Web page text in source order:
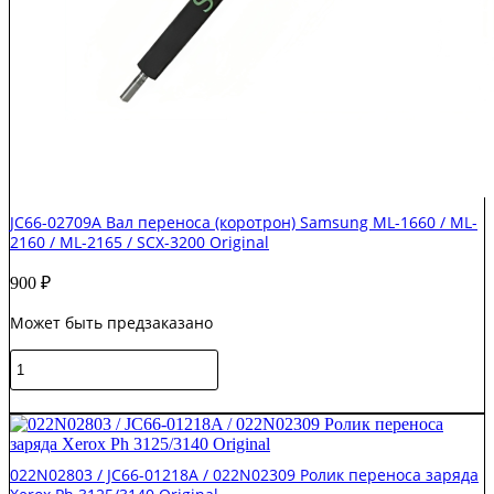
JC66-02709A Вал переноса (коротрон) Samsung ML-1660 / ML-
2160 / ML-2165 / SCX-3200 Original
900 ₽
Может быть предзаказано
Количество
товара
02709A
Вал
переноса
(коротрон)
022N02803 / JC66-01218A / 022N02309 Ролик переноса заряда